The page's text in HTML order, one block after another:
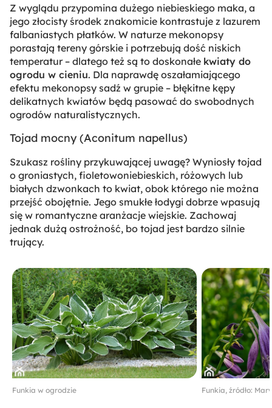
Z wyglądu przypomina dużego niebieskiego maka, a
jego złocisty środek znakomicie kontrastuje z lazurem
falbaniastych płatków. W naturze mekonopsy
porastają tereny górskie i potrzebują dość niskich
temperatur – dlatego też są to doskonałe kwiaty do
ogrodu w cieniu. Dla naprawdę oszałamiającego
efektu mekonopsy sadź w grupie – błękitne kępy
delikatnych kwiatów będą pasować do swobodnych
ogrodów naturalistycznych.
Tojad mocny (Aconitum napellus)
Szukasz rośliny przykuwającej uwagę? Wyniosły tojad
o groniastych, fioletowoniebieskich, różowych lub
białych dzwonkach to kwiat, obok którego nie można
przejść obojętnie. Jego smukłe łodygi dobrze wpasują
się w romantyczne aranżacje wiejskie. Zachowaj
jednak dużą ostrożność, bo tojad jest bardzo silnie
trujący.
Funkia w ogrodzie Funkia, źródło: